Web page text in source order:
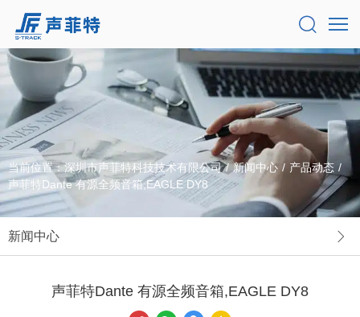
当前位置：深圳市声菲特科技技术有限公司 / 新闻中心 / 产品动态 /
声菲特Dante 有源全频音箱,EAGLE DY8
新闻中心
声菲特Dante 有源全频音箱,EAGLE DY8